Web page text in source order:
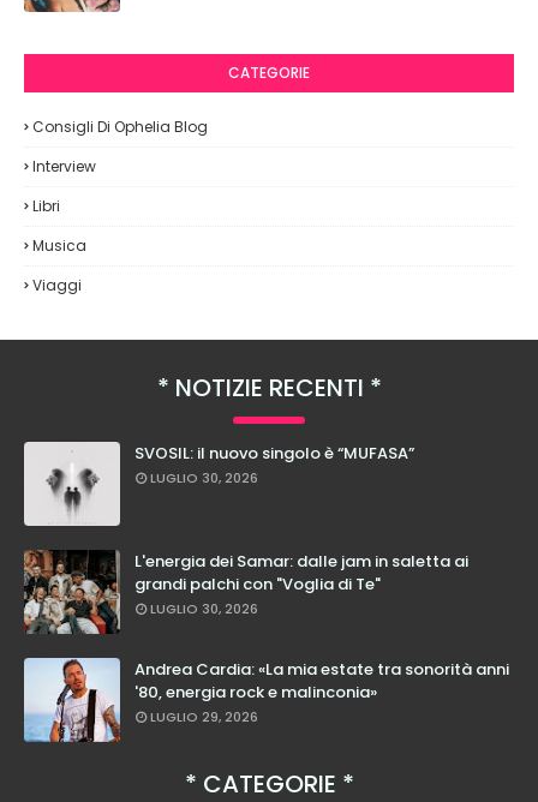
CATEGORIE
Consigli Di Ophelia Blog
Interview
Libri
Musica
Viaggi
NOTIZIE RECENTI
SVOSIL: il nuovo singolo è “MUFASA”
LUGLIO 30, 2026
L'energia dei Samar: dalle jam in saletta ai
grandi palchi con "Voglia di Te"
LUGLIO 30, 2026
Andrea Cardia: «La mia estate tra sonorità anni
'80, energia rock e malinconia»
LUGLIO 29, 2026
CATEGORIE